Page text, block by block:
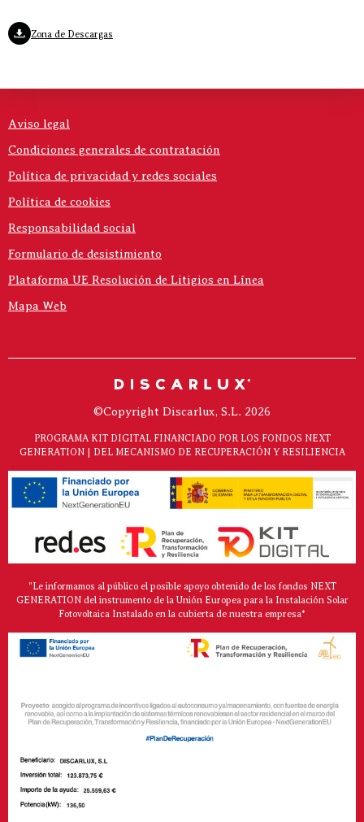
Zona de Descargas
Aviso legal
Condiciones generales de contratación
Política de privacidad y redes sociales
Política de cookies
Responsabilidad social
Formulario de desistimiento
Plataforma UE Resolución de Litigios en Línea
Mapa Web
©Copyright Discarlux, S.L. 2026
PROGRAMA KIT DIGITAL FINANCIADO POR LOS FONDOS NEXT
GENERATION | DEL MECANISMO DE RECUPERACIÓN Y RESILIENCIA
"Le informamos al público el posible apoyo obtenido de los fondos NEXT
GENERATION del instrumento de la Unión Europea para la Instalación Solar
Fotovoltaica Instalado en la cubierta de nuestra empresa*